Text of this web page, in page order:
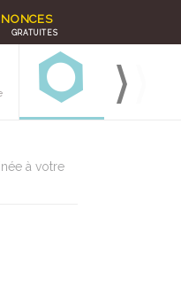
GRATUITES
à votre